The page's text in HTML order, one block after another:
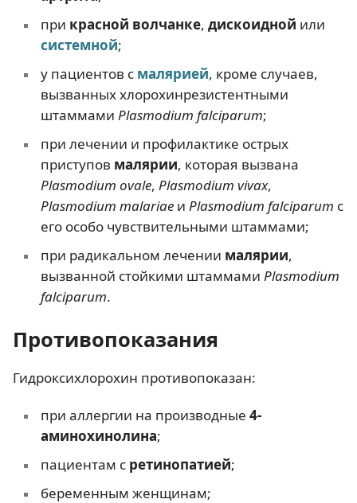
при красной волчанке, дискоидной или
системной;
у пациентов с малярией, кроме случаев,
вызванных хлорохинрезистентными
штаммами Plasmodium falciparum;
при лечении и профилактике острых
приступов малярии, которая вызвана
Plasmodium ovale, Plasmodium vivax,
Plasmodium malariaeи Plasmodium falciparum с
его особо чувствительными штаммами;
при радикальном лечении малярии,
вызванной стойкими штаммами Plasmodium
falciparum.
Противопоказания
Гидроксихлорохин противопоказан:
при аллергии на производные 4-
аминохинолина;
пациентам с ретинопатией;
беременным женщинам;